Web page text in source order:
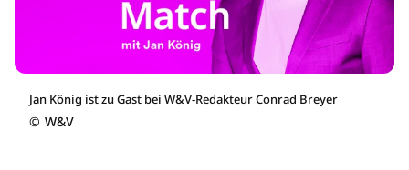
Jan König ist zu Gast bei W&V-Redakteur Conrad Breyer
© W&V